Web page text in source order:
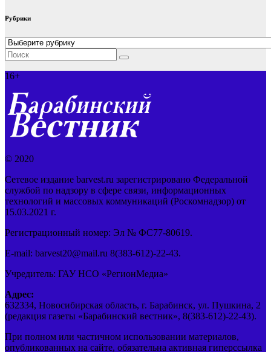
Рубрики
Рубрики
16+
© 2020
Сетевое издание barvest.ru зарегистрировано Федеральной
службой по надзору в сфере связи, информационных
технологий и массовых коммуникаций (Роскомнадзор) от
15.03.2021 г.
Регистрационный номер: Эл № ФС77-80619.
E-mail: barvest20@mail.ru 8(383-612)-22-43.
Учредитель: ГАУ НСО «РегионМедиа»
Адрес:
632334, Новосибирская область, г. Барабинск, ул. Пушкина, 2
(редакция газеты «Барабинский вестник», 8(383-612)-22-43).
При полном или частичном использовании материалов,
опубликованных на сайте, обязательна активная гиперссылка